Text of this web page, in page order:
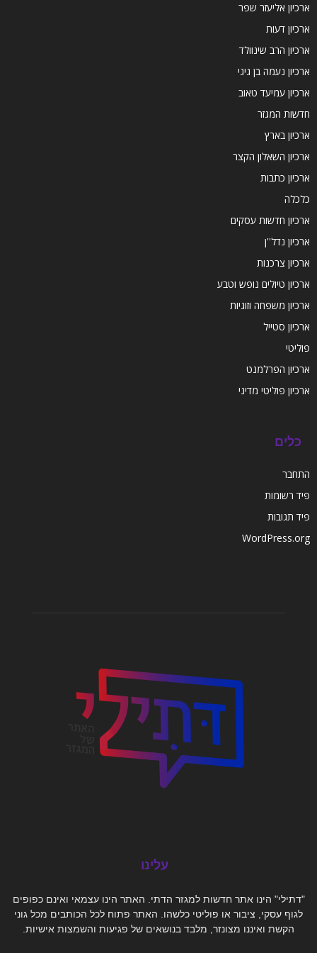
ארכיון אליעזר שפר
ארכיון דעות
ארכיון הרב שינוולד
ארכיון נעמה בן גיגי
ארכיון עמיעד טאוב
חדשות המגזר
ארכיון בארץ
ארכיון השאלון הקצר
ארכיון כתבות
כלכלה
ארכיון חדשות עסקים
ארכיון נדל''ן
ארכיון צרכנות
ארכיון טיולים נופש וטבע
ארכיון משפחה וזוגיות
ארכיון סטייל
פוליטי
ארכיון הפרלמנט
ארכיון פוליטי מדיני
כלים
התחבר
פיד רשומות
פיד תגובות
WordPress.org
עלינו
"דתילי" הינו אתר חדשות למגזר הדתי. האתר הינו עצמאי ואינם כפופים
לגוף עסקי, ציבור או פוליטי כלשהו. האתר פתוח לכל הכותבים מכל גוני
הקשת ואיננו מצונזר, מלבד בנושאים של פגיעות והשמצות אישיות.